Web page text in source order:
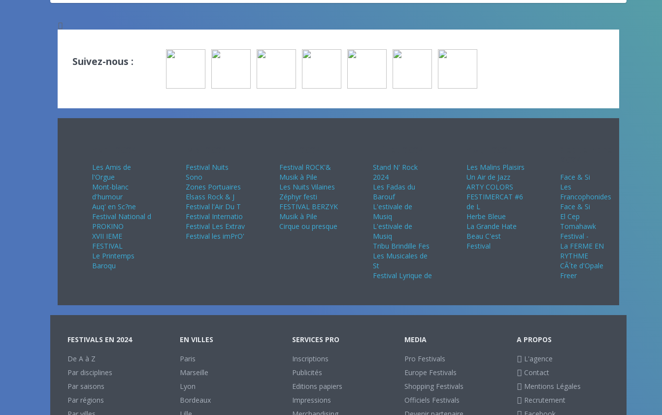
Suivez-nous :
Les Amis de
l'Orgue
Mont-blanc
d'humour
Auq' en Sc?ne
Festival National d
PROKINO
XVII IEME
FESTIVAL
Le Printemps
Baroqu
Festival Nuits
Sono
Zones Portuaires
Elsass Rock & J
Festival l'Air Du T
Festival Internatio
Festival Les Extrav
Festival les imPrO'
Festival ROCK'&
Musik à Pile
Les Nuits Vilaines
Zéphyr festi
FESTIVAL BERZYK
Musik à Pile
Cirque ou presque
Stand N' Rock
2024
Les Fadas du
Barouf
L'estivale de
Musiq
L'estivale de
Musiq
Tribu Brindille Fes
Les Musicales de
St
Festival Lyrique de
Les Malins Plaisirs
Un Air de Jazz
ARTY COLORS
FESTIMERCAT #6
de L
Herbe Bleue
La Grande Hate
Beau C'est
Festival
Face & Si
Les
Francophonides
Face & Si
El Cep
Tomahawk
Festival -
La FERME EN
RYTHME
CÃ´te d'Opale
Freer
FESTIVALS EN 2024
De A à Z
Par disciplines
Par saisons
Par régions
EN VILLES
Paris
Marseille
Lyon
Bordeaux
SERVICES PRO
Inscriptions
Publicités
Editions papiers
Impressions
MEDIA
Pro Festivals
Europe Festivals
Shopping Festivals
Officiels Festivals
A PROPOS
L'agence
Contact
Mentions Légales
Recrutement